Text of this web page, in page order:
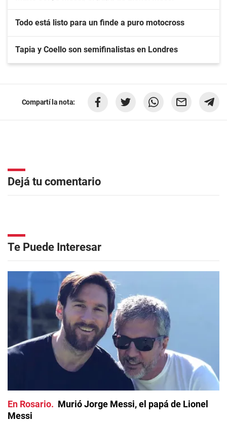
Todo está listo para un finde a puro motocross
Tapia y Coello son semifinalistas en Londres
Compartí la nota:
Dejá tu comentario
Te Puede Interesar
En Rosario
Murió Jorge Messi, el papá de Lionel
Messi